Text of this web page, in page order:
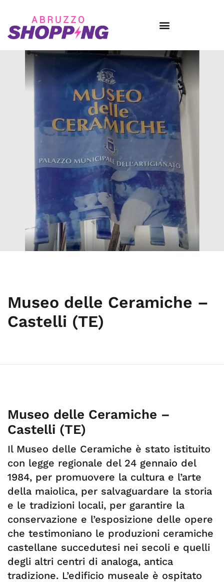
Museo delle Ceramiche –
Castelli (TE)
Museo delle Ceramiche –
Castelli (TE)
Il Museo delle Ceramiche è stato istituito
con legge regionale del 24 gennaio del
1984, per promuovere la cultura e l’arte
della maiolica, per salvaguardare la storia
e le tradizioni locali, per garantire la
conservazione e l’esposizione delle opere
che testimoniano le produzioni ceramiche
castellane succedutesi nei secoli e quelli
degli altri centri di analoga, antica
tradizione. L’edificio museale è ospitato